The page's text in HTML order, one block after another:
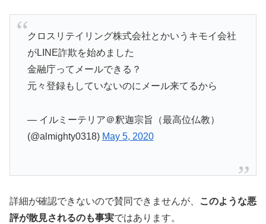
クロスリテイリング株式会社とかいうキモイ会社
がLINE詐欺を始めました
金融庁ってメールできる？
元々登録もしていないのにメール来てるから
— イルミーテリア＠釈迦宗旨（最高位仏教）
(@almighty0318) May 5, 2020
詳細が確認できないので賛同できませんが、
このような悪
評が散見されるのも事実ではあります。